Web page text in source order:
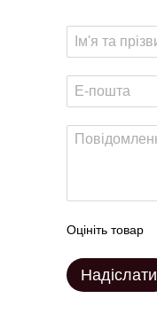
Оцініть товар
Надіслати